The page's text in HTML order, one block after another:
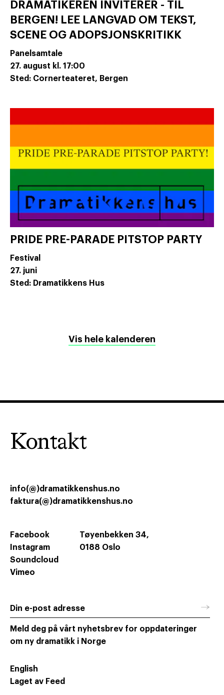
DRAMATIKEREN INVITERER - TIL
BERGEN! LEE LANGVAD OM TEKST,
SCENE OG ADOPSJONSKRITIKK
Panelsamtale
27. august kl. 17:00
Sted: Cornerteateret, Bergen
PRIDE PRE-PARADE PITSTOP PARTY
Festival
27. juni
Sted: Dramatikkens Hus
Vis hele kalenderen
Kontakt
Tøyenbekken 34,
0188 Oslo
info(@)dramatikkenshus.no
faktura(@)dramatikkenshus.no
Facebook
Instagram
Soundcloud
Vimeo
Din e-post adresse →
Meld deg på vårt nyhetsbrev for oppdateringer
om ny dramatikk i Norge
English
Laget av Feed